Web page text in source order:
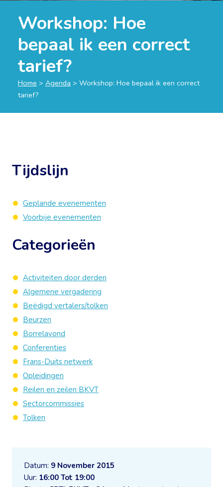
Workshop: Hoe
bepaal ik een correct
tarief?
Home > Agenda > Workshop: Hoe bepaal ik een correct
tarief?
Datum: 9 November 2015
Uur: 16:00 Tot 19:00
Tijdslijn
Geplande evenementen
Voorbije evenementen
Categorieën
Activiteiten door derden
Algemene vergadering
Beëdigd vertalers/tolken
Beurzen
Borrelavond
Conferenties
Frans-Duits netwerk
Opleidingen
Reilen en zeilen BKVT
Sectorcommissies
Tolken